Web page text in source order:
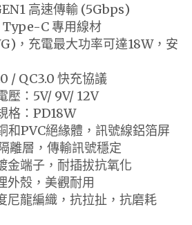
高速傳輸 (5Gbps)
Type-C 專用線材
，充電最大功率可達18W，安
/ QC3.0 快充協議
壓：5V/ 9V/ 12V
格：PD18W
和PVC絕緣體，訊號線鋁箔屏
離層，傳輸訊號穩定
金端子，耐插拔抗氧化
外殼，美觀耐用
尼龍編織，抗拉扯，抗磨耗